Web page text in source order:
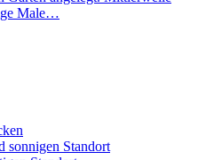
Male…
sonnigen Standort